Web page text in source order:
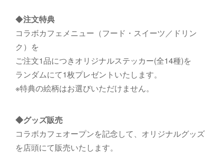
◆注文特典
コラボカフェメニュー（フード・スイーツ／ドリン
ク）を
ご注文1品につきオリジナルステッカー(全14種)を
ランダムにて1枚プレゼントいたします。
※特典の絵柄はお選びいただけません。
◆グッズ販売
コラボカフェオープンを記念して、オリジナルグッズ
を店頭にて販売いたします。